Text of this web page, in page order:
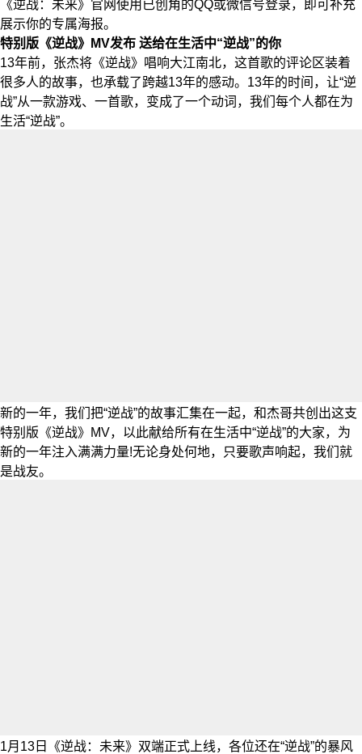
《逆战：未来》官网使用已创角的QQ或微信号登录，即可补充
展示你的专属海报。
特别版《逆战》MV发布 送给在生活中“逆战”的你
13年前，张杰将《逆战》唱响大江南北，这首歌的评论区装着
很多人的故事，也承载了跨越13年的感动。13年的时间，让“逆
战”从一款游戏、一首歌，变成了一个动词，我们每个人都在为
生活“逆战”。
新的一年，我们把“逆战”的故事汇集在一起，和杰哥共创出这支
特别版《逆战》MV，以此献给所有在生活中“逆战”的大家，为
新的一年注入满满力量!无论身处何地，只要歌声响起，我们就
是战友。
1月13日《逆战：未来》双端正式上线，各位还在“逆战”的暴风